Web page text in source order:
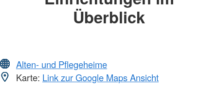
Überblick
Alten- und Pflegeheime
Karte: Link zur Google Maps Ansicht